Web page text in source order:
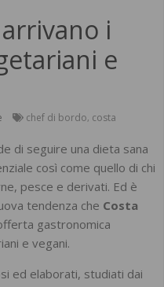
i
e
chef di bordo, costa
di seguire una dieta sana
così come quello di chi
pesce e derivati. Ed è
tendenza che Costa
gastronomica
e vegani.
ed elaborati, studiati dai